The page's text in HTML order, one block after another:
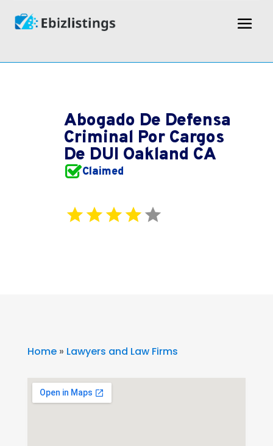
Abogado De Defensa
Criminal Por Cargos
De DUI Oakland CA
Claimed
Home» Lawyers and Law Firms